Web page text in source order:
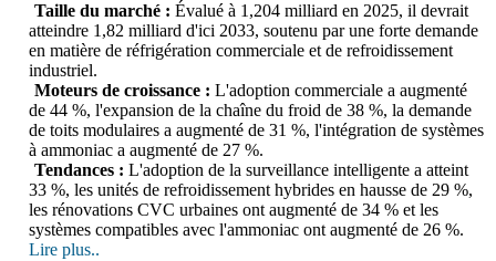
Taille du marché : Évalué à 1,204 milliard en 2025, il devrait
atteindre 1,82 milliard d'ici 2033, soutenu par une forte demande
en matière de réfrigération commerciale et de refroidissement
industriel.
Moteurs de croissance : L'adoption commerciale a augmenté
de 44 %, l'expansion de la chaîne du froid de 38 %, la demande
de toits modulaires a augmenté de 31 %, l'intégration de systèmes
à ammoniac a augmenté de 27 %.
Tendances : L'adoption de la surveillance intelligente a atteint
33 %, les unités de refroidissement hybrides en hausse de 29 %,
les rénovations CVC urbaines ont augmenté de 34 % et les
systèmes compatibles avec l'ammoniac ont augmenté de 26 %.
Lire plus..